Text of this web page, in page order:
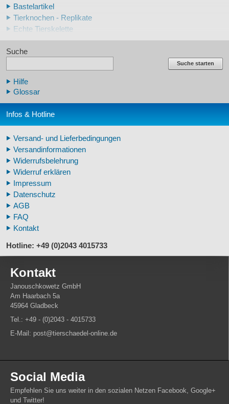
Bastelartikel
Tierknochen - Replikate
Echte Tierskelette
Echte Tierzähne
Krallen- und Zahnreplikate
Schädelreplikate Mensch
Knochenreplikate Mensch
Arm-/Beinskelette Mensch
Zähne Warzenschwein
Veterinär - Lehrmittel
Fossilreplikate Mensch
Pferdemähnen
Fußspuren museal
Tierhörner
Suche
Suche starten
Hilfe
Glossar
Infos & Hotline
Versand- und Lieferbedingungen
Versandinformationen
Widerrufsbelehrung
Widerruf erklären
Impressum
Datenschutz
AGB
FAQ
Kontakt
Hotline: +49 (0)2043 4015733
Kontakt
Janouschkowetz GmbH
Am Haarbach 5a
45964 Gladbeck
Tel.: +49 - (0)2043 - 4015733
E-Mail: post@tierschaedel-online.de
Social Media
Empfehlen Sie uns weiter in den sozialen Netzen Facebook, Google+
und Twitter!